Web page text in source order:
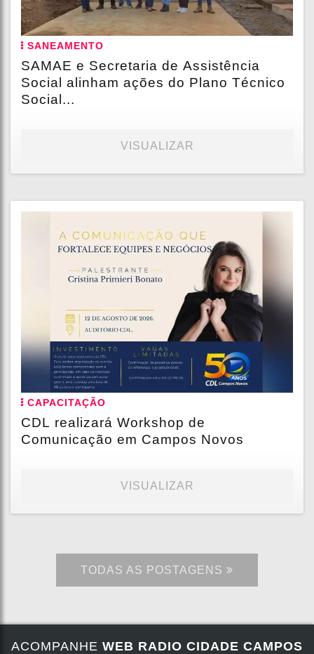
SANEAMENTO
SAMAE e Secretaria de Assistência
Social alinham ações do Plano Técnico
Social...
VISUALIZAR
CAPACITAÇÃO
CDL realizará Workshop de
Comunicação em Campos Novos
VISUALIZAR
TODAS AS POSTAGENS
ACOMPANHE WEB RADIO CIDADE CAMPOS